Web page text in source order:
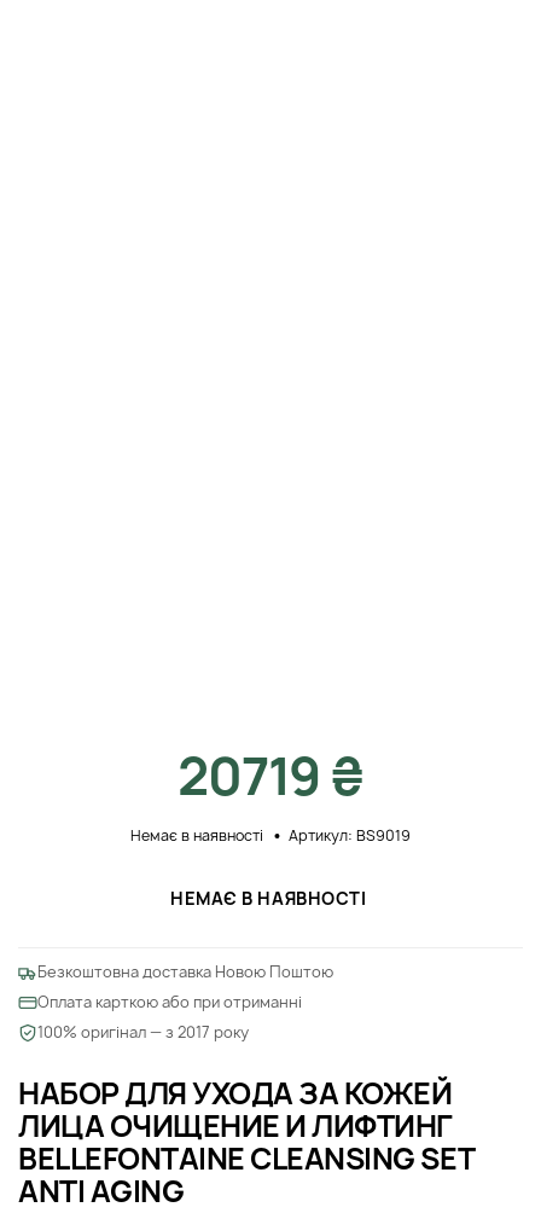
НАБОР ДЛЯ УХОДА ЗА КОЖЕЙ
ЛИЦА ОЧИЩЕНИЕ И ЛИФТИНГ
BELLEFONTAINE CLEANSING SET
ANTI AGING
20719 ₴
Немає в наявності Артикул: BS9019
НЕМАЄ В НАЯВНОСТІ
Безкоштовна доставка Новою Поштою
Оплата карткою або при отриманні
100% оригінал — з 2017 року